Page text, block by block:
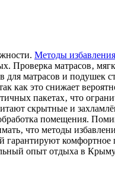
Методы
Проверка матрасов‚
для матрасов и подушек
как это снижает
пакетах‚ что
скрытные и
помещения.
что методы
гарантируют
опыт отдыха в